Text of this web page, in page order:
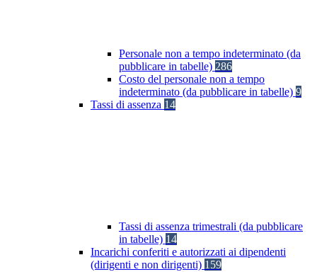
Personale non a tempo indeterminato (da
pubblicare in tabelle) 286
Costo del personale non a tempo
indeterminato (da pubblicare in tabelle) 9
Tassi di assenza 14
Tassi di assenza trimestrali (da pubblicare
in tabelle) 14
Incarichi conferiti e autorizzati ai dipendenti
(dirigenti e non dirigenti) 159